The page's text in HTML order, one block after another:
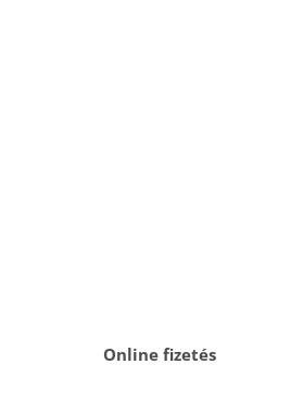
Online fizetés